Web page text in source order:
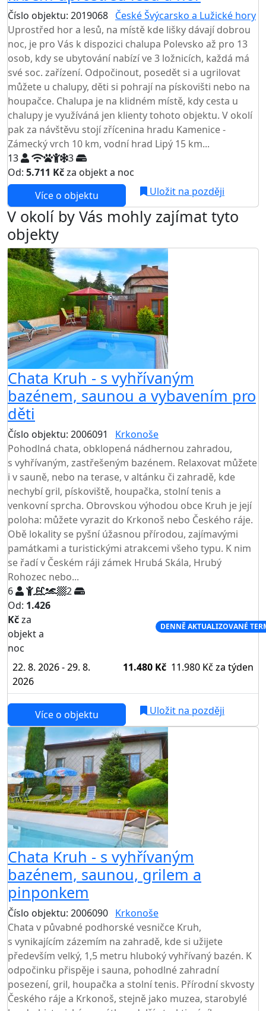
Číslo objektu: 2019068 České Švýcarsko a Lužické hory
Uprostřed hor a lesů, na místě kde lišky dávají dobrou
noc, je pro Vás k dispozici chalupa Polevsko až pro 13
osob, kdy se ubytování nabízí ve 3 ložnicích, každá má
své soc. zařízení. Odpočinout, posedět si a ugrilovat
můžete u chalupy, děti si pohrají na pískovišti nebo na
houpačce. Chalupa je na klidném místě, kdy cesta u
chalupy je využíváná jen klienty tohoto objektu. V okolí
pak za návštěvu stojí zřícenina hradu Kamenice -
Zámecký vrch 10 km, vodní hrad Lipý 15 km...
13
3
Od: 5.711 Kčza objekt a noc
Více o objektu
Uložit na později
V okolí by Vás mohly zajímat tyto
objekty
Chata Kruh - s vyhřívaným
bazénem, saunou a vybavením pro
děti
Číslo objektu: 2006091 Krkonoše
Pohodlná chata, obklopená nádhernou zahradou,
s vyhřívaným, zastřešeným bazénem. Relaxovat můžete
i v sauně, nebo na terase, v altánku či zahradě, kde
nechybí gril, pískoviště, houpačka, stolní tenis a
venkovní sprcha. Obrovskou výhodou obce Kruh je její
poloha: můžete vyrazit do Krkonoš nebo Českého ráje.
Obě lokality se pyšní úžasnou přírodou, zajímavými
památkami a turistickými atrakcemi všeho typu. K nim
se řadí v Českém ráji zámek Hrubá Skála, Hrubý
Rohozec nebo...
6
2
Od: 1.426
Kčza
objekt a
noc
DENNĚ AKTUALIZOVANÉ
22. 8. 2026 - 29. 8.
2026
11.480 Kč 11.980 Kč za týden
Více o objektu
Uložit na později
Chata Kruh - s vyhřívaným
bazénem, saunou, grilem a
pinponkem
Číslo objektu: 2006090 Krkonoše
Chata v půvabné podhorské vesničce Kruh,
s vynikajícím zázemím na zahradě, kde si užijete
především velký, 1,5 metru hluboký vyhřívaný bazén. K
odpočinku přispěje i sauna, pohodlné zahradní
posezení, gril, houpačka a stolní tenis. Přírodní skvosty
Českého ráje a Krkonoš, stejně jako muzea, starobylé